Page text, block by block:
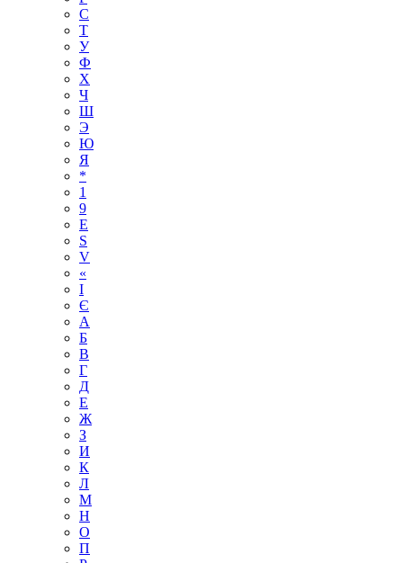
С
Т
У
Ф
Х
Ч
Ш
Э
Ю
Я
*
1
9
E
S
V
«
І
Є
А
Б
В
Г
Д
Е
Ж
З
И
К
Л
М
Н
О
П